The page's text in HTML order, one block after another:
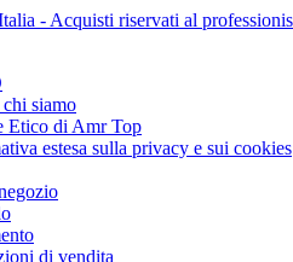
siamo
Etico di Amr Top
estesa sulla privacy e sui cookies
di vendita